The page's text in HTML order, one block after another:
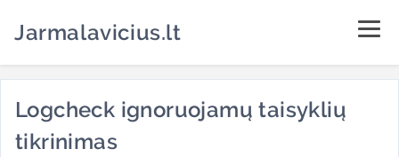
Jarmalavicius.lt
Logcheck ignoruojamų taisyklių
tikrinimas